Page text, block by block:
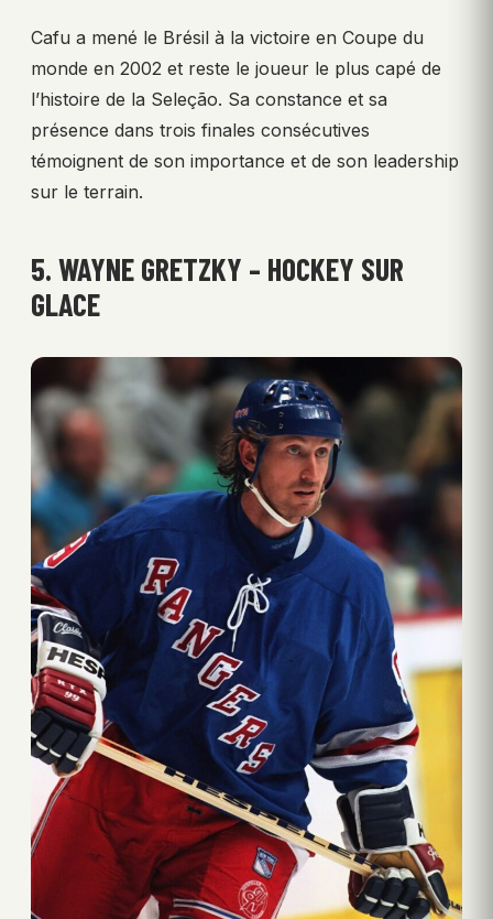
Cafu a mené le Brésil à la victoire en Coupe du
monde en 2002 et reste le joueur le plus capé de
l’histoire de la Seleção. Sa constance et sa
présence dans trois finales consécutives
témoignent de son importance et de son leadership
sur le terrain.
5. WAYNE GRETZKY – HOCKEY SUR
GLACE